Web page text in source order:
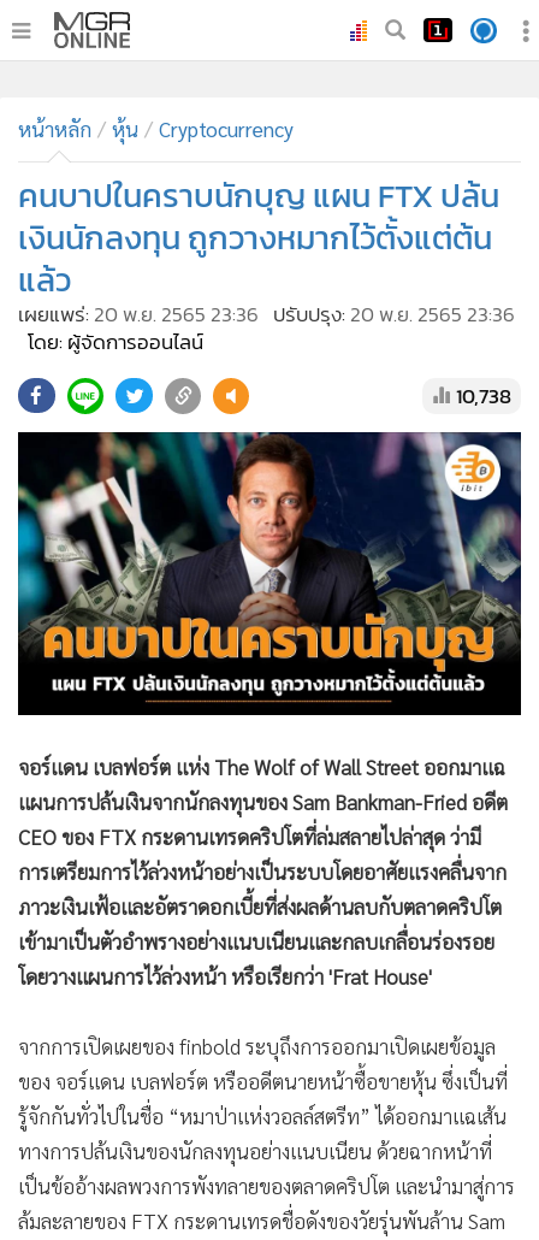
• ทันเหตุการณ์
• ภาคใต้
• ภูมิภาค
• Online Section
• บันเทิง
• ผู้จัดการรายวัน
คอลัมนิสต์
• ละคร
• CbizReview
Cyber BIZ
• ผู้จัดกวน
Good health & Well-being
• Green Innovation & SD
• Management & HR
• MGR Live
Infographic
• ท่องเที่ยว
• กีฬา
• ต่างประเทศ
• Special Scoop
• เศรษฐกิจ-ธุรกิจ
• จีน
• ชุมชน-คุณภาพชีวิต
• Motoring
• เกม
•
วิทยาศาสตร์
SMEs
• หุ้น
หน้าหลัก หุ้น
คนบาปในคราบนักบุญ แผน FTX ปล้น
เงินนักลงทุน ถูกวางหมากไว้ตั้งแต่ต้น
แล้ว
เผยแพร่:
โดย: ผู้จัดการออนไลน์
จอร์แดน เบลฟอร์ต แห่ง The Wolf of Wall Street ออกมาแฉ
แผนการปล้นเงินจากนักลงทุนของ Sam Bankman-Fried อดีต
CEO ของ FTX กระดานเทรดคริปโตที่ล่มสลายไปล่าสุด ว่ามี
การเตรียมการไว้ล่วงหน้าอย่างเป็นระบบโดยอาศัยแรงคลื่นจาก
ภาวะเงินเฟ้อและอัตราดอกเบี้ยที่ส่งผลด้านลบกับตลาดคริปโต
เข้ามาเป็นตัวอำพรางอย่างแนบเนียนและกลบเกลื่อนร่องรอย
โดยวางแผนการไว้ล่วงหน้า หรือเรียกว่า 'Frat House'
ของ จอร์แดน เบลฟอร์ต หรืออดีตนายหน้าซื้อขายหุ้น ซึ่งเป็นที่
รู้จักกันทั่วไปในชื่อ “หมาป่าแห่งวอลล์สตรีท” ได้ออกมาแฉเส้น
ทางการปล้นเงินของนักลงทุนอย่างแนบเนียน ด้วยฉากหน้าที่
เป็นข้ออ้างผลพวงการพังทลายของตลาดคริปโต และนำมาสู่การ
ล้มละลายของ FTX กระดานเทรดชื่อดังของวัยรุ่นพันล้าน Sam